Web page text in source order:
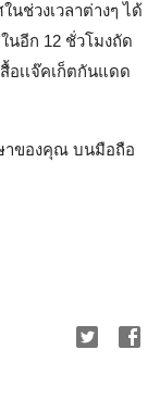
นช่วงเวลาต่างๆ ได้
นอีก 12 ชั่วโมงถัด
อเเจ๊คเก็ตกันแดด
าของคุณ บนมือถือ